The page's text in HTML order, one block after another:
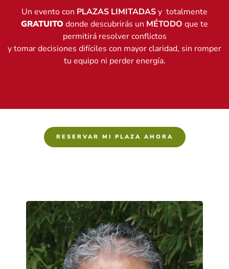
Un evento con PLAZAS LIMITADASy totalmente
GRATUITOdonde descubrirás un MÉTODO que te
permitirá resolver conflictos
y tomar decisiones difíciles con mayor claridad, sin romper
tu equipo ni perder energía.
RESERVAR MI PLAZA AHORA